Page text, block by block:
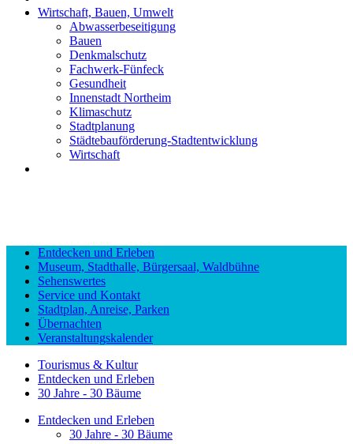
Wirtschaft, Bauen, Umwelt
Abwasserbeseitigung
Bauen
Denkmalschutz
Fachwerk-Fünfeck
Gesundheit
Innenstadt Northeim
Klimaschutz
Stadtplanung
Städtebauförderung-Stadtentwicklung
Wirtschaft
Entdecken und Erleben
Museum, Stadthalle, Bürgersaal, Waldbühne
Sehenswertes
Service und Kontakt
Stadtplan, Anreise, Parken
Übernachten
Veranstaltungskalender
Tourismus & Kultur
Entdecken und Erleben
30 Jahre - 30 Bäume
Entdecken und Erleben
30 Jahre - 30 Bäume